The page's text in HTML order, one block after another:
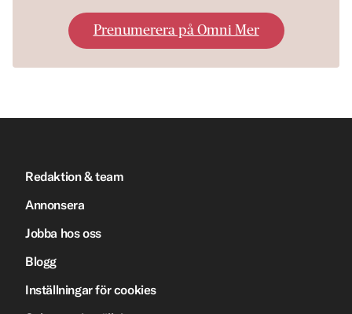
Prenumerera på Omni Mer
Redaktion & team
Annonsera
Jobba hos oss
Blogg
Inställningar för cookies